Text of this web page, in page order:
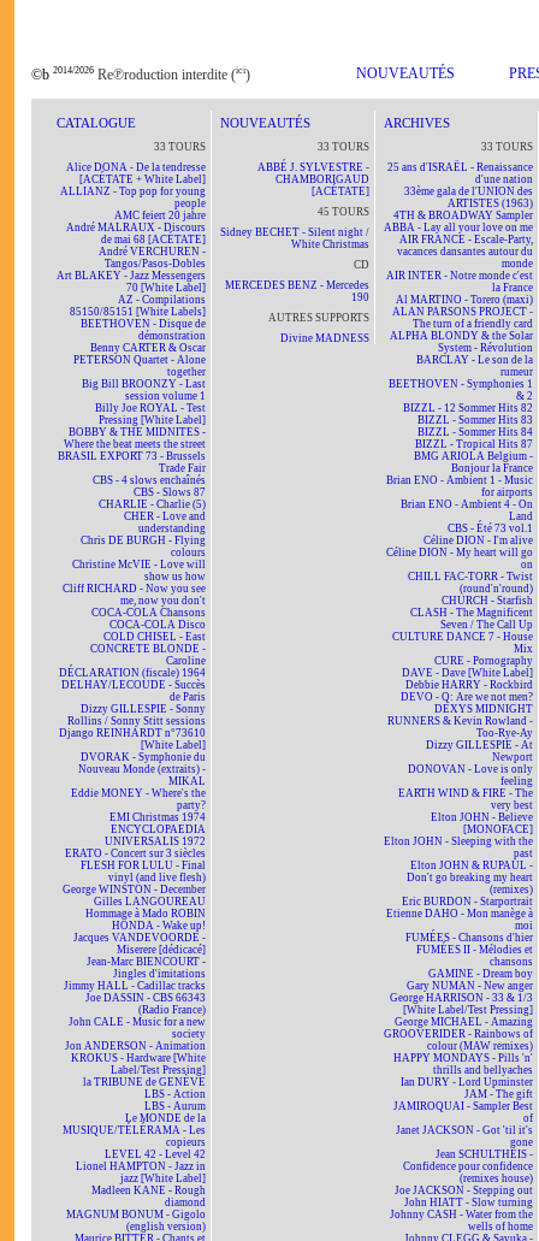
©b 2014/2026 Re℗roduction interdite (ici) NOUVEAUTÉS
CATALOGUE
33 TOURS
Alice DONA - De la tendresse
[ACÉTATE + White Label]
ALLIANZ - Top pop for young
people
AMC feiert 20 jahre
André MALRAUX - Discours
de mai 68 [ACÉTATE]
André VERCHUREN -
Tangos/Pasos-Dobles
Art BLAKEY - Jazz Messengers
70 [White Label]
AZ - Compilations
85150/85151 [White Labels]
BEETHOVEN - Disque de
démonstration
Benny CARTER & Oscar
PETERSON Quartet - Alone
together
Big Bill BROONZY - Last
session volume 1
Billy Joe ROYAL - Test
Pressing [White Label]
BOBBY & THE MIDNITES -
Where the beat meets the street
BRASIL EXPORT 73 - Brussels
Trade Fair
CBS - 4 slows enchaînés
CBS - Slows 87
CHARLIE - Charlie (5)
CHER - Love and
understanding
Chris DE BURGH - Flying
colours
Christine McVIE - Love will
show us how
Cliff RICHARD - Now you see
me, now you don't
COCA-COLA Chansons
COCA-COLA Disco
COLD CHISEL - East
CONCRETE BLONDE -
Caroline
DÉCLARATION (fiscale) 1964
DELHAY/LECOUDE - Succès
de Paris
Dizzy GILLESPIE - Sonny
Rollins / Sonny Stitt sessions
Django REINHARDT n°73610
[White Label]
DVORAK - Symphonie du
Nouveau Monde (extraits) -
MIKAL
Eddie MONEY - Where's the
party?
EMI Christmas 1974
ENCYCLOPAEDIA
UNIVERSALIS 1972
ERATO - Concert sur 3 siècles
FLESH FOR LULU - Final
vinyl (and live flesh)
George WINSTON - December
Gilles LANGOUREAU
Hommage à Mado ROBIN
HONDA - Wake up!
Jacques VANDEVOORDE -
Miserere [dédicacé]
Jean-Marc BIENCOURT -
Jingles d'imitations
Jimmy HALL - Cadillac tracks
Joe DASSIN - CBS 66343
(Radio France)
John CALE - Music for a new
society
Jon ANDERSON - Animation
KROKUS - Hardware [White
Label/Test Pressing]
la TRIBUNE de GENÈVE
LBS - Action
LBS - Aurum
Le MONDE de la
MUSIQUE/TÉLÉRAMA - Les
copieurs
LEVEL 42 - Level 42
Lionel HAMPTON - Jazz in
jazz [White Label]
Madleen KANE - Rough
diamond
MAGNUM BONUM - Gigolo
(english version)
Maurice BITTER - Chants et
NOUVEAUTÉS
33 TOURS
ABBÉ J. SYLVESTRE -
CHAMBORIGAUD
[ACÉTATE]
45 TOURS
Sidney BECHET - Silent night /
White Christmas
CD
MERCEDES BENZ - Mercedes
190
AUTRES SUPPORTS
Divine MADNESS
ARCHIVES
33 TOURS
25 ans d'ISRAËL - Renaissance
d'une nation
33ème gala de l'UNION des
ARTISTES (1963)
4TH & BROADWAY Sampler
ABBA - Lay all your love on me
AIR FRANCE - Escale-Party,
vacances dansantes autour du
monde
AIR INTER - Notre monde c'est
la France
Al MARTINO - Torero (maxi)
ALAN PARSONS PROJECT -
The turn of a friendly card
ALPHA BLONDY & the Solar
System - Révolution
BARCLAY - Le son de la
rumeur
BEETHOVEN - Symphonies 1
& 2
BIZZL - 12 Sommer Hits 82
BIZZL - Sommer Hits 83
BIZZL - Sommer Hits 84
BIZZL - Tropical Hits 87
BMG ARIOLA Belgium -
Bonjour la France
Brian ENO - Ambient 1 - Music
for airports
Brian ENO - Ambient 4 - On
Land
CBS - Été 73 vol.1
Céline DION - I'm alive
Céline DION - My heart will go
on
CHILL FAC-TORR - Twist
(round'n'round)
CHURCH - Starfish
CLASH - The Magnificent
Seven / The Call Up
CULTURE DANCE 7 - House
Mix
CURE - Pornography
DAVE - Dave [White Label]
Debbie HARRY - Rockbird
DEVO - Q: Are we not men?
DEXYS MIDNIGHT
RUNNERS & Kevin Rowland -
Too-Rye-Ay
Dizzy GILLESPIE - At
Newport
DONOVAN - Love is only
feeling
EARTH WIND & FIRE - The
very best
Elton JOHN - Believe
[MONOFACE]
Elton JOHN - Sleeping with the
past
Elton JOHN & RUPAUL -
Don't go breaking my heart
(remixes)
Eric BURDON - Starportrait
Etienne DAHO - Mon manège à
moi
FUMÉES - Chansons d'hier
FUMÉES II - Mélodies et
chansons
GAMINE - Dream boy
Gary NUMAN - New anger
George HARRISON - 33 & 1/3
[White Label/Test Pressing]
George MICHAEL - Amazing
GROOVERIDER - Rainbows of
colour (MAW remixes)
HAPPY MONDAYS - Pills 'n'
thrills and bellyaches
Ian DURY - Lord Upminster
JAM - The gift
JAMIROQUAI - Sampler Best
of
Janet JACKSON - Got 'til it's
gone
Jean SCHULTHEIS -
Confidence pour confidence
(remixes house)
Joe JACKSON - Stepping out
John HIATT - Slow turning
Johnny CASH - Water from the
wells of home
Johnny CLEGG & Savuka -